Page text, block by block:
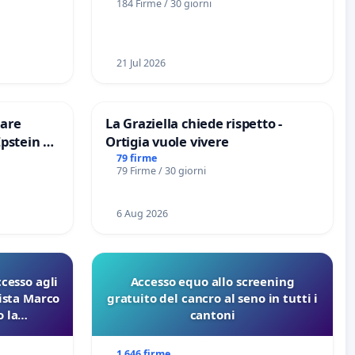
184 Firme / 30 giorni
21 Jul 2026
e
La Graziella chiede rispetto -
Ortigia vuole vivere
79 firme
79 Firme / 30 giorni
6 Aug 2026
agli
Marco
la
Accesso equo allo screening
gratuito del cancro al seno in tutti i
cantoni